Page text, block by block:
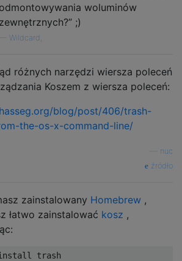
odmontowywania woluminów
zewnętrznych?” ;)
Wildcard,
różnych narzędzi wiersza poleceń
Koszem z wiersza poleceń:
blog/post/406/trash-
the-os-x-command-line/
nuc
źródło
zainstalowany Homebrew ,
łatwo zainstalować kosz ,
trash